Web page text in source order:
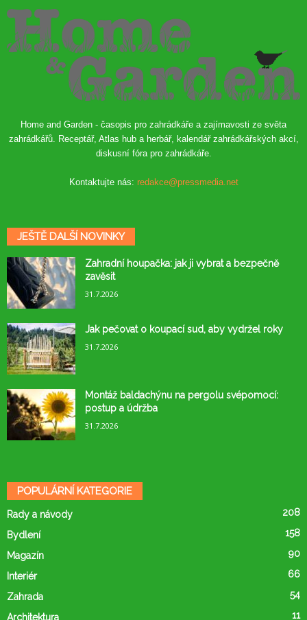
Home and Garden - časopis pro zahrádkáře a zajímavosti ze světa
zahrádkářů. Receptář, Atlas hub a herbář, kalendář zahrádkářských akcí,
diskusní fóra pro zahrádkáře.
Kontaktujte nás: redakce@pressmedia.net
JEŠTĚ DALŠÍ NOVINKY
Zahradní houpačka: jak ji vybrat a bezpečně
zavěsit
31.7.2026
Jak pečovat o koupací sud, aby vydržel roky
31.7.2026
Montáž baldachýnu na pergolu svépomocí:
postup a údržba
31.7.2026
POPULÁRNÍ KATEGORIE
Rady a návody 208
Bydlení 158
Magazín 90
Interiér 66
Zahrada 54
Architektura 11